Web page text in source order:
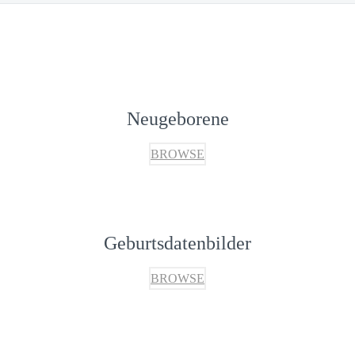
Neugeborene
BROWSE
Geburtsdatenbilder
BROWSE